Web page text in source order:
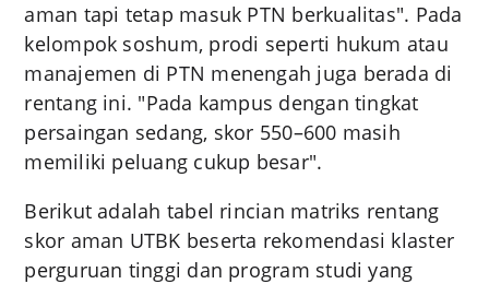
aman tapi tetap masuk PTN berkualitas". Pada
kelompok soshum, prodi seperti hukum atau
manajemen di PTN menengah juga berada di
rentang ini. "Pada kampus dengan tingkat
persaingan sedang, skor 550–600 masih
memiliki peluang cukup besar".
Berikut adalah tabel rincian matriks rentang
skor aman UTBK beserta rekomendasi klaster
perguruan tinggi dan program studi yang